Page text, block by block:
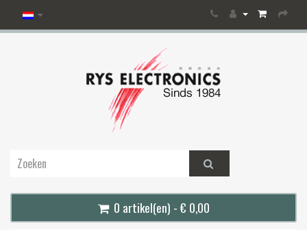
0 artikel(en) - € 0,00